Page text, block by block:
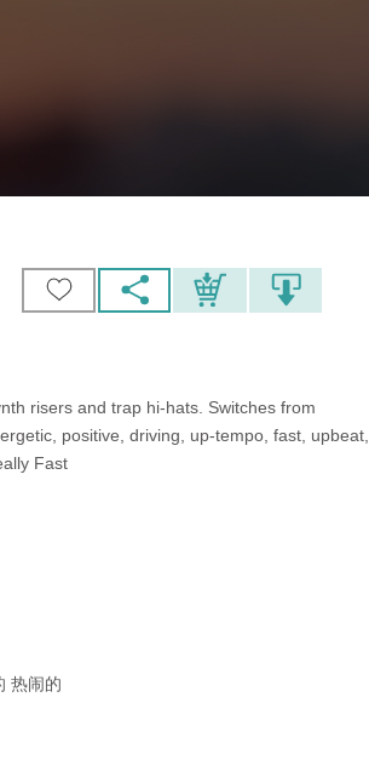
risers and trap hi-hats. Switches from
positive, driving, up-tempo, fast, upbeat,
Fast
热闹的